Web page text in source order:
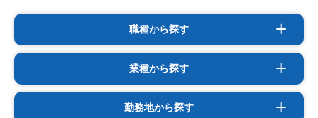
職種から探す
業種から探す
勤務地から探す